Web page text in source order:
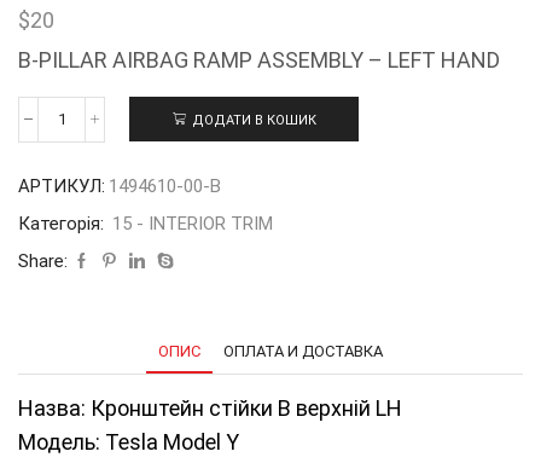
$20
B-PILLAR AIRBAG RAMP ASSEMBLY – LEFT HAND
Кронштейн
верхній
У
В
кількість
ДОДАТИ В КОШИК
АРТИКУЛ: 1494610-00-В
Категорія: 15 - INTERIOR TRIM
Share:
ОПИС ОПЛАТА И ДОСТАВКА
Назва: Кронштейн стійки B верхній LH
Модель: Tesla Model Y